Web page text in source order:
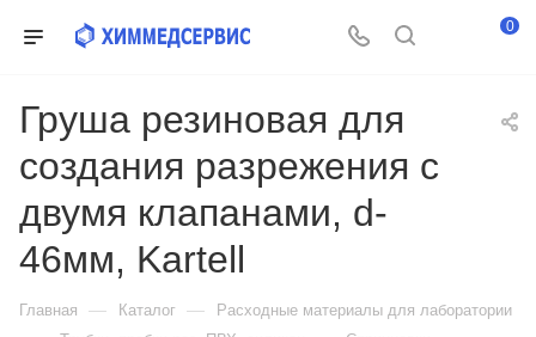
0
Груша резиновая для
создания разрежения с
двумя клапанами, d-
46мм, Kartell
Главная — Каталог — Расходные материалы для лаборатории